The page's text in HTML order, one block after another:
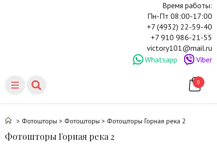
Время работы:
Пн-Пт 08:00-17:00
+7 (4932) 22-59-40
+7 910 986-21-55
victory101@mail.ru
Whatsapp
Viber
0
> Фотошторы > Фотошторы > Фотошторы Горная река 2
Фотошторы Горная река 2